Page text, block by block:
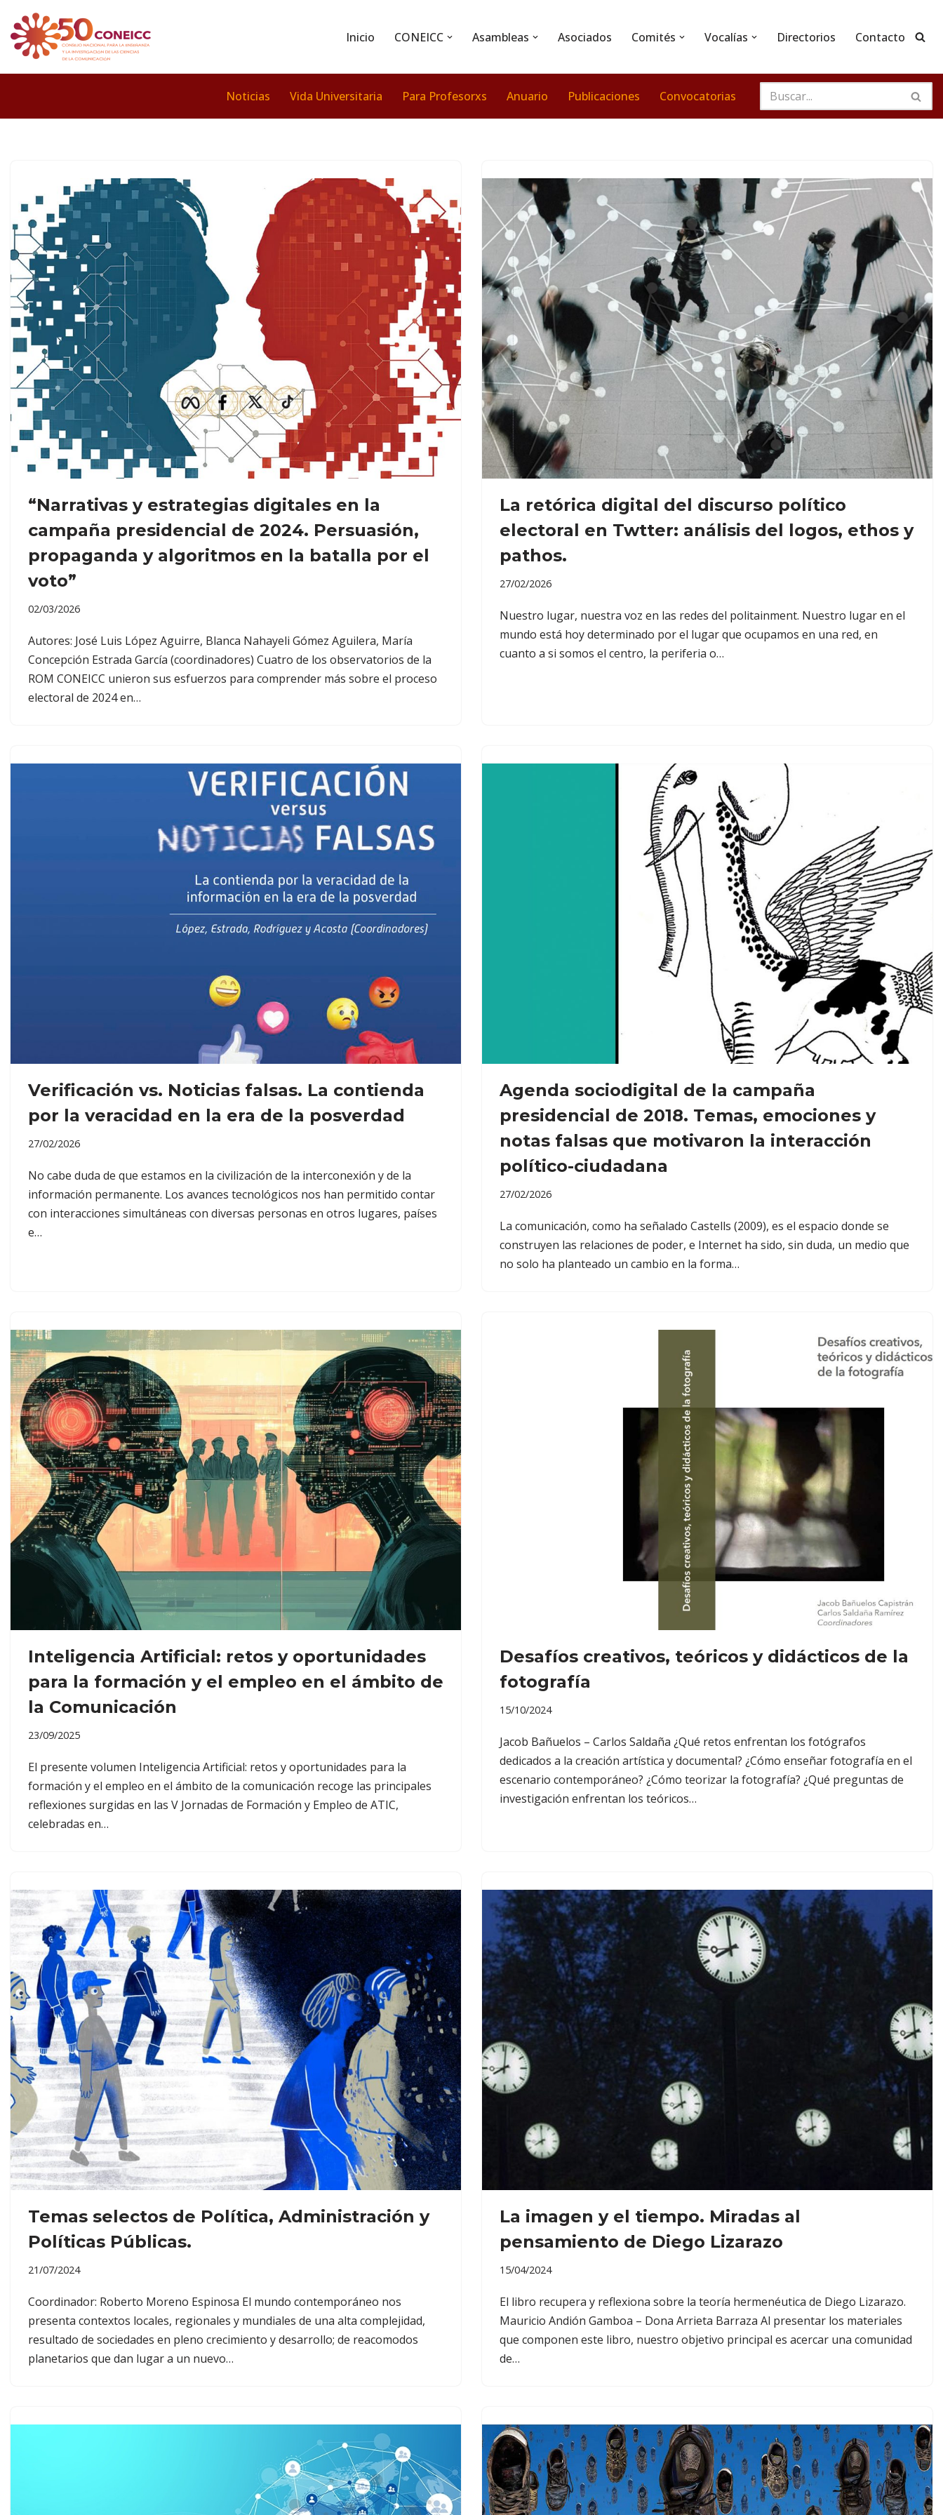
Saltar
contenido
Inicio CONEICC Asambleas Asociados Comités Vocalías Directorios Contacto
Noticias Vida Universitaria Para Profesorxs Anuario Publicaciones Convocatorias
“Narrativas y estrategias digitales en la
campaña presidencial de 2024. Persuasión,
propaganda y algoritmos en la batalla por el
voto”
02/03/2026
Autores: José Luis López Aguirre, Blanca Nahayeli Gómez Aguilera, María
Concepción Estrada García (coordinadores) Cuatro de los observatorios de la
ROM CONEICC unieron sus esfuerzos para comprender más sobre el proceso
electoral de 2024 en…
La retórica digital del discurso político
electoral en Twtter: análisis del logos, ethos y
pathos.
27/02/2026
Nuestro lugar, nuestra voz en las redes del politainment. Nuestro lugar en el
mundo está hoy determinado por el lugar que ocupamos en una red, en
cuanto a si somos el centro, la periferia o…
Verificación vs. Noticias falsas. La contienda
por la veracidad en la era de la posverdad
27/02/2026
No cabe duda de que estamos en la civilización de la interconexión y de la
información permanente. Los avances tecnológicos nos han permitido contar
con interacciones simultáneas con diversas personas en otros lugares, países
e…
Agenda sociodigital de la campaña
presidencial de 2018. Temas, emociones y
notas falsas que motivaron la interacción
político-ciudadana
27/02/2026
La comunicación, como ha señalado Castells (2009), es el espacio donde se
construyen las relaciones de poder, e Internet ha sido, sin duda, un medio que
no solo ha planteado un cambio en la forma…
Inteligencia Artificial: retos y oportunidades
para la formación y el empleo en el ámbito de
la Comunicación
23/09/2025
El presente volumen Inteligencia Artificial: retos y oportunidades para la
formación y el empleo en el ámbito de la comunicación recoge las principales
reflexiones surgidas en las V Jornadas de Formación y Empleo de ATIC,
celebradas en…
Desafíos creativos, teóricos y didácticos de la
fotografía
15/10/2024
Jacob Bañuelos – Carlos Saldaña ¿Qué retos enfrentan los fotógrafos
dedicados a la creación artística y documental? ¿Cómo enseñar fotografía en el
escenario contemporáneo? ¿Cómo teorizar la fotografía? ¿Qué preguntas de
investigación enfrentan los teóricos…
Temas selectos de Política, Administración y
Políticas Públicas.
21/07/2024
Coordinador: Roberto Moreno Espinosa El mundo contemporáneo nos
presenta contextos locales, regionales y mundiales de una alta complejidad,
resultado de sociedades en pleno crecimiento y desarrollo; de reacomodos
planetarios que dan lugar a un nuevo…
La imagen y el tiempo. Miradas al
pensamiento de Diego Lizarazo
15/04/2024
El libro recupera y reflexiona sobre la teoría hermenéutica de Diego Lizarazo.
Mauricio Andión Gamboa – Dona Arrieta Barraza Al presentar los materiales
que componen este libro, nuestro objetivo principal es acercar una comunidad
de…